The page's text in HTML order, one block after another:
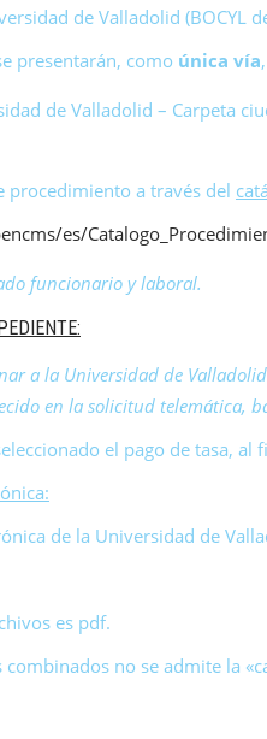
de Valladolid (BOCYL
presentarán, como única vía
de Valladolid – Carpeta
procedimiento a través del
es/
funcionario y laboral.
a la Universidad de
en la solicitud telemática,
el pago de tasa,
de la Universidad de
es pdf.
no se admite la